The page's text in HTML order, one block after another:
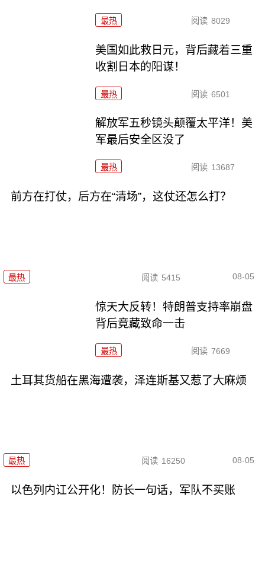
最热 阅读 8029
美国如此救日元，背后藏着三重
收割日本的阳谋！
最热 阅读 6501
解放军五秒镜头颠覆太平洋！美
军最后安全区没了
最热 阅读 13687
前方在打仗，后方在“清场”，这仗还怎么打？
最热 阅读 5415 08-05
惊天大反转！特朗普支持率崩盘
背后竟藏致命一击
最热 阅读 7669
土耳其货船在黑海遭袭，泽连斯基又惹了大麻烦
最热 阅读 16250 08-05
以色列内讧公开化！防长一句话，军队不买账